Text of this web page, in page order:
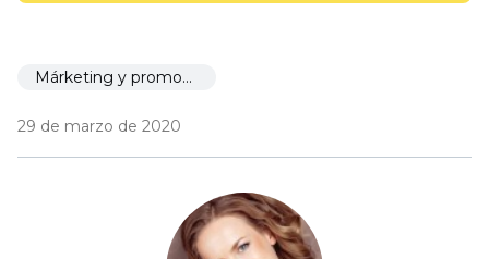
Márketing y promoción
29 de marzo de 2020